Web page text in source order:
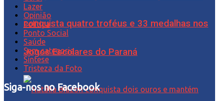
conquista quatro troféus e 33 medalhas nos
Jogos Escolares do Paraná
Lazer
Opinião
Política
Ponto Social
Saúde
Sem categoria
Síntese
Tristeza da Foto
Siga-nos no Facebook